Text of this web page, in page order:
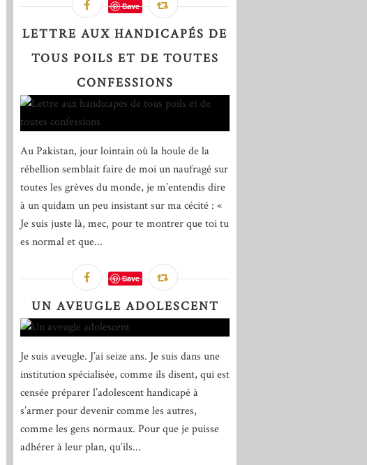
Save
LETTRE AUX HANDICAPÉS DE
TOUS POILS ET DE TOUTES
CONFESSIONS
Au Pakistan, jour lointain où la houle de la
rébellion semblait faire de moi un naufragé sur
toutes les grèves du monde, je m’entendis dire
à un quidam un peu insistant sur ma cécité : «
Je suis juste là, mec, pour te montrer que toi tu
es normal et que...
Save
UN AVEUGLE ADOLESCENT
Je suis aveugle. J’ai seize ans. Je suis dans une
institution spécialisée, comme ils disent, qui est
censée préparer l’adolescent handicapé à
s’armer pour devenir comme les autres,
comme les gens normaux. Pour que je puisse
adhérer à leur plan, qu’ils...